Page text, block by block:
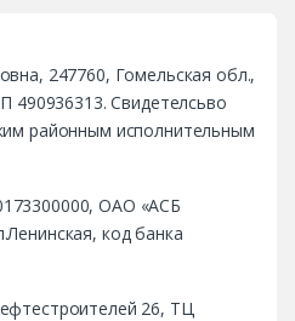
247760, Гомельская обл.,
490936313. Свидетелсьво
районным исполнительным
ОАО «АСБ
код банка
26, ТЦ